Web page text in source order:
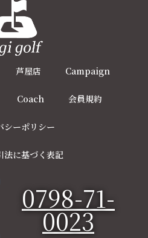
芦屋店 Campaign
Coach 会員規約
シーポリシー
法に基づく表記
0798-71-
0023